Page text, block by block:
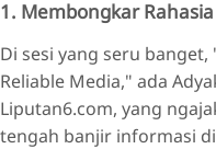
1. Membongkar
Di sesi yang seru banget,
Reliable Media," ada
Liputan6.com, yang
tengah banjir informasi